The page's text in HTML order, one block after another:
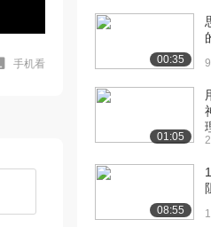
手机看
[6] 哈尔滨工业大学
课：电功率和电能
[7] 哈尔滨工业大学
课：电路结构
[8] 哈尔滨工业大学
课：基尔霍夫电流...
1.8万播放
00:35
01:05
08:55